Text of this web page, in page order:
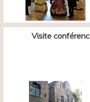
Visite